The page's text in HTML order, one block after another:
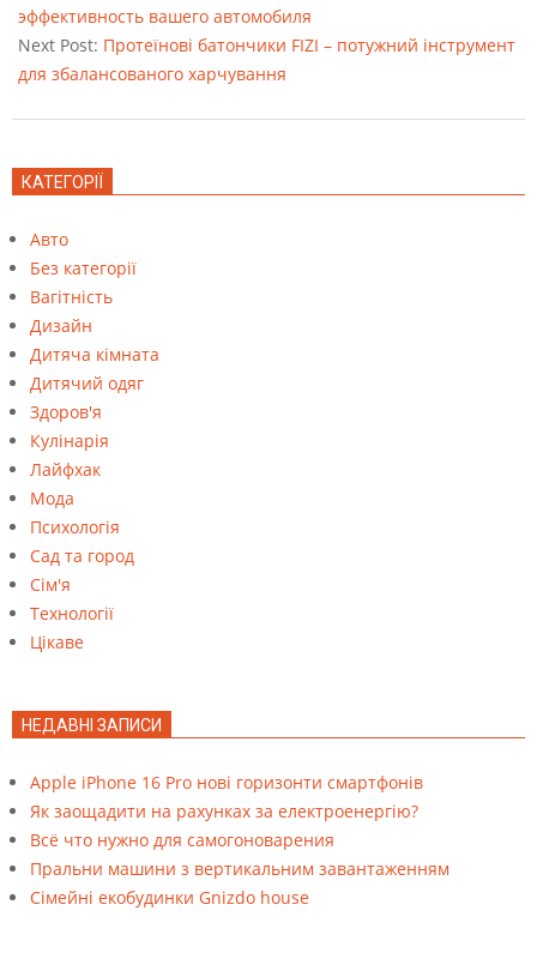
13
эффективность вашего автомобиля
Next Post: Протеїнові батончики FIZI – потужний інструмент
для збалансованого харчування
КАТЕГОРІЇ
Авто
Без категорії
Вагітність
Дизайн
Дитяча кімната
Дитячий одяг
Здоров'я
Кулінарія
Лайфхак
Мода
Психологія
Сад та город
Сім'я
Технології
Цікаве
НЕДАВНІ ЗАПИСИ
Apple iPhone 16 Pro нові горизонти смартфонів
Як заощадити на рахунках за електроенергію?
Всё что нужно для самогоноварения
Пральни машини з вертикальним завантаженням
Cімейні екобудинки Gnizdo house